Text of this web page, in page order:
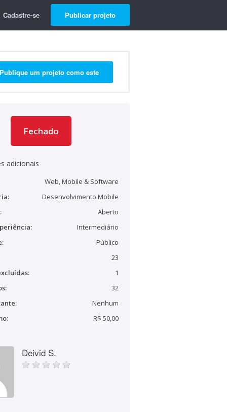
Cadastre-se Publicar projeto
Publique um projeto como este
Fechado
adicionais
Web, Mobile & Software
Desenvolvimento Mobile
Aberto
Intermediário
Público
23
1
32
Nenhum
R$ 50,00
Deivid S.